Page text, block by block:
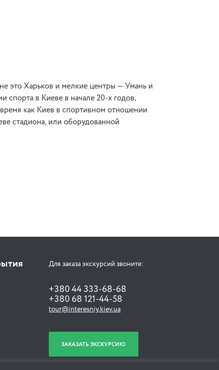
это Харьков и мелкие центры — Умань и
спорта в Киеве в начале 20-х годов,
как Киев в спортивном отношении
стадиона, или оборудованной
Для заказа экскурсий звоните:
+380 44 333-68-68
+380 68 121-44-58
tour@interesniy.kiev.ua
ЗАКАЗАТЬ ЭКСКУРСИЮ